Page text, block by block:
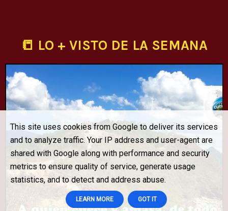
📒 LO + VISTO DE LA SEMANA
This site uses cookies from Google to deliver its services
and to analyze traffic. Your IP address and user-agent are
shared with Google along with performance and security
metrics to ensure quality of service, generate usage
statistics, and to detect and address abuse.
LEARN MORE GOT IT